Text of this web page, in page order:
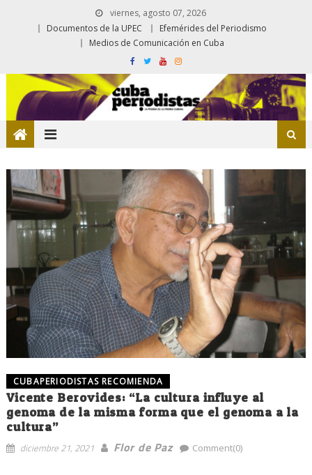
viernes, agosto 07, 2026
Documentos de la UPEC
Efemérides del Periodismo
Medios de Comunicación en Cuba
CUBAPERIODISTAS RECOMIENDA
Vicente Berovides: “La cultura influye al
genoma de la misma forma que el genoma a la
cultura”
diciembre 21, 2021 Flor de Paz Comment(0)